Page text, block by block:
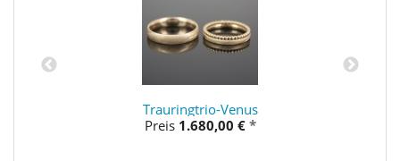
Trauringtrio-Venus
Preis 1.680,00 € *